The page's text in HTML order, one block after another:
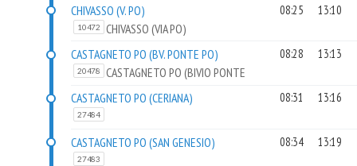
CHIVASSO (V. PO)
10472 CHIVASSO (VIA PO)
08:25 13:10
CASTAGNETO PO (BV. PONTE PO)
20478
CASTAGNETO PO (BIVIO PONTE
PO)
08:28 13:13
CASTAGNETO PO (CERIANA)
27484
08:31 13:16
CASTAGNETO PO (SAN GENESIO)
27483
08:34 13:19